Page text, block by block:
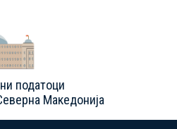
податоци
Македонија